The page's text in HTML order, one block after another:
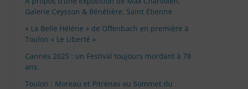
Galerie Ceysson & Bénétière, Saint Étienne
« La Belle Hélène » de Offenbach en première à
Toulon « Le Liberté »
Cannes 2025 : un Festival toujours mordant à 78
ans.
Toulon : Moreau et Pitrėnas au Sommet du